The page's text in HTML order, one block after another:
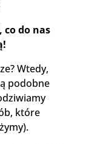
co do nas
Wtedy,
podobne
które